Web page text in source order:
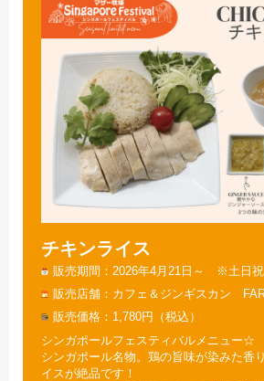
チキンライス
販売期間
2026年4月21日～ ※土日祝
販売店舗
カフェ＆ジンギスカン
販売価格
1,780円（税込）
シンガポールフェスティバルメニュー☆
シンガポール名物。鶏の旨味が染みた香
イスが絶品です！